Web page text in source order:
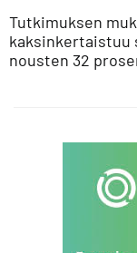
Tutkimuksen
kaksinkertaistuu
nousten 32